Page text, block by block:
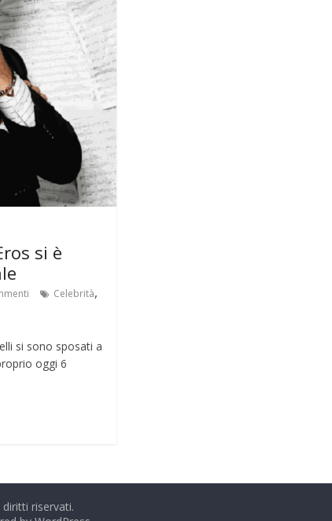
si è
Celebrità,
si sono sposati a
oggi 6
diritti riservati.